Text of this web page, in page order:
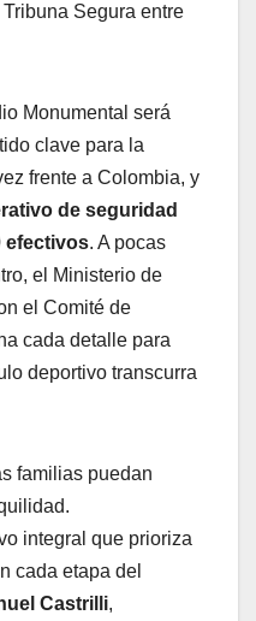
Segura entre
Monumental será
clave para la
frente a Colombia, y
de seguridad
efectivos. A pocas
el Ministerio de
el Comité de
cada detalle para
deportivo transcurra
familias puedan
integral que prioriza
cada etapa del
Castrilli,